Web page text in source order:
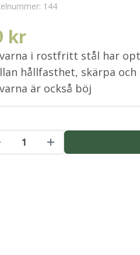
144
kr
i rostfritt stål har
hållfasthet, skärpa
är också böj